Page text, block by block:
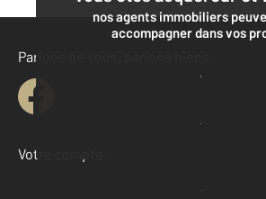
nos agents immobiliers
accompagner dans vos
Contacter l'agence
Demander une
Parlons de vous, parlons biens
Votre compte :
Accéder à mon compte